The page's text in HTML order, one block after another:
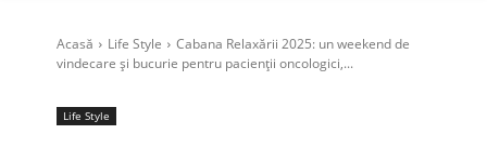
Acasă Life Style
Cabana Relaxării 2025: un weekend de
vindecare și bucurie pentru pacienții oncologici,...
Life Style